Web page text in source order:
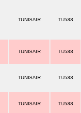
TUNISAIR TU588
TUNISAIR TU588
TUNISAIR TU588
TUNISAIR TU588